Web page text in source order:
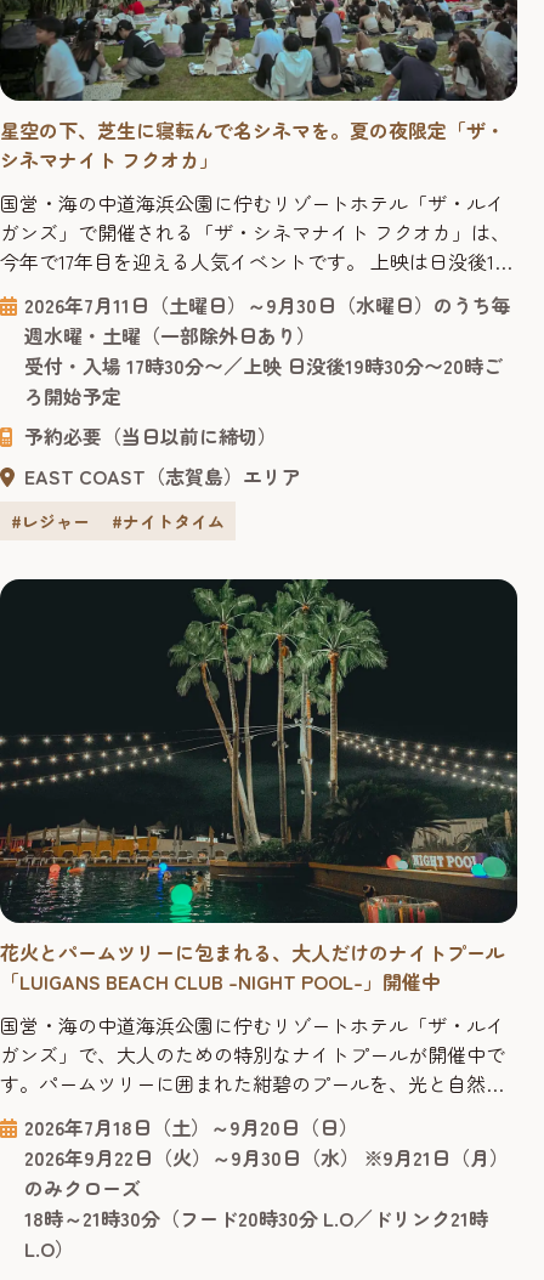
星空の下、芝生に寝転んで名シネマを。夏の夜限定「ザ・
シネマナイト フクオカ」
国営・海の中道海浜公園に佇むリゾートホテル「ザ・ルイ
ガンズ」で開催される「ザ・シネマナイト フクオカ」は、
今年で17年目を迎える人気イベントです。 上映は日没後19
時30分〜20時ごろスタートするので、日中の観光を終えた
あとも楽しめます。ジャンルはハリウッド映画からお子様
が楽しめる映画まで幅広く、字幕・吹替の両方が楽しめる
回もあり、旅行者でも気軽に立ち寄れます。上映作品のラ
インナップは、ルイ...
2026年7月11日（土曜日）～9月30日（水曜日）のうち毎
週水曜・土曜（一部除外日あり）
受付・入場 17時30分〜／上映 日没後19時30分〜20時ご
ろ開始予定
予約必要（当日以前に締切）
EAST COAST（志賀島）エリア
#レジャー #ナイトタイム
花火とパームツリーに包まれる、大人だけのナイトプール
「LUIGANS BEACH CLUB -NIGHT POOL-」開催中
国営・海の中道海浜公園に佇むリゾートホテル「ザ・ルイ
ガンズ」で、大人のための特別なナイトプールが開催中で
す。パームツリーに囲まれた紺碧のプールを、光と自然が
織りなす夜の景色とともに大満喫。開催期間中には日にち
限定で、海側から打ち上がる花火も夜空を彩ります。 福岡
市中心地から車で約20分、全国18か所ある国営公園の中で
唯一公園内にあるリゾートホテルという、他にはないロ
ケーションです。日中の観光...
2026年7月18日（土）～9月20日（日）
2026年9月22日（火）～9月30日（水） ※9月21日（月）
のみクローズ
18時～21時30分（フード20時30分 L.O／ドリンク21時
L.O）